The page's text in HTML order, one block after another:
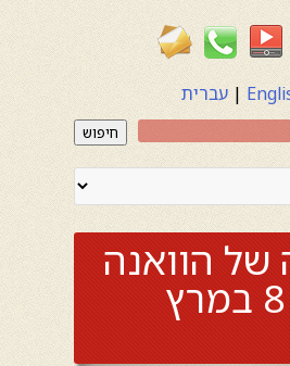
| עברית
חיפוש
הוואנה
– 1 עד 8 במרץ